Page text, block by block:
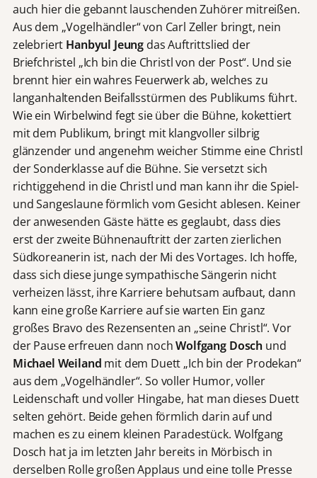
auch hier die gebannt lauschenden Zuhörer mitreißen.
Aus dem „Vogelhändler“ von Carl Zeller bringt, nein
zelebriert Hanbyul Jeung das Auftrittslied der
Briefchristel „Ich bin die Christl von der Post“. Und sie
brennt hier ein wahres Feuerwerk ab, welches zu
langanhaltenden Beifallsstürmen des Publikums führt.
Wie ein Wirbelwind fegt sie über die Bühne, kokettiert
mit dem Publikum, bringt mit klangvoller silbrig
glänzender und angenehm weicher Stimme eine Christl
der Sonderklasse auf die Bühne. Sie versetzt sich
richtiggehend in die Christl und man kann ihr die Spiel-
und Sangeslaune förmlich vom Gesicht ablesen. Keiner
der anwesenden Gäste hätte es geglaubt, dass dies
erst der zweite Bühnenauftritt der zarten zierlichen
Südkoreanerin ist, nach der Mi des Vortages. Ich hoffe,
dass sich diese junge sympathische Sängerin nicht
verheizen lässt, ihre Karriere behutsam aufbaut, dann
kann eine große Karriere auf sie warten Ein ganz
großes Bravo des Rezensenten an „seine Christl“. Vor
der Pause erfreuen dann nochWolfgang Dosch und
Michael Weiland mit dem Duett „Ich bin der Prodekan“
aus dem „Vogelhändler“. So voller Humor, voller
Leidenschaft und voller Hingabe, hat man dieses Duett
selten gehört. Beide gehen förmlich darin auf und
machen es zu einem kleinen Paradestück. Wolfgang
Dosch hat ja im letzten Jahr bereits in Mörbisch in
derselben Rolle großen Applaus und eine tolle Presse